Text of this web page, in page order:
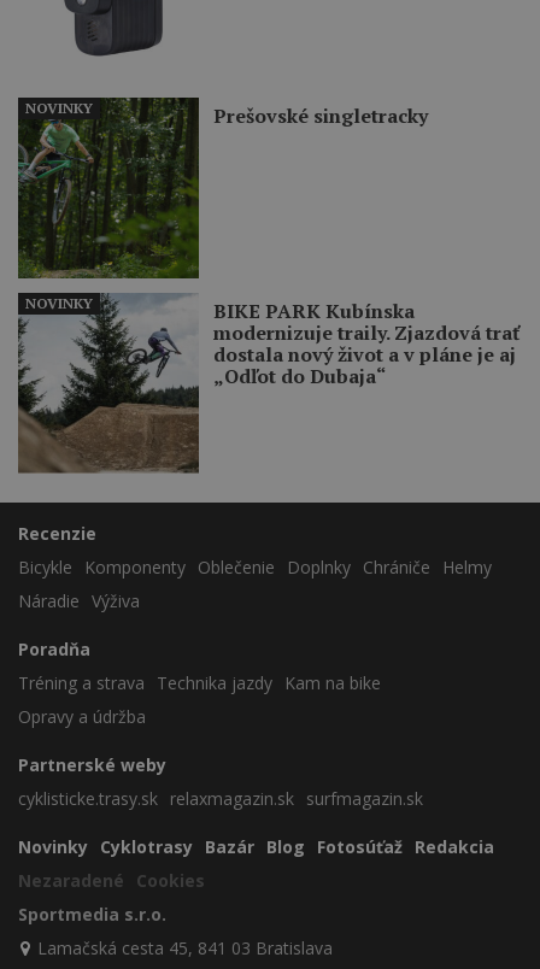
Prešovské singletracky
NOVINKY
BIKE PARK Kubínska
modernizuje traily. Zjazdová trať
dostala nový život a v pláne je aj
„Odľot do Dubaja“
NOVINKY
Recenzie
Bicykle
Komponenty Oblečenie Doplnky Chrániče
Helmy
Náradie Výživa
Poradňa
Tréning a strava
Technika jazdy
Kam na bike
Opravy a údržba
Partnerské weby
cyklisticke.trasy.sk relaxmagazin.sk surfmagazin.sk
Novinky Cyklotrasy Bazár Blog Fotosúťaž Redakcia
Nezaradené
Cookies
Sportmedia s.r.o.
Lamačská cesta 45, 841 03 Bratislava